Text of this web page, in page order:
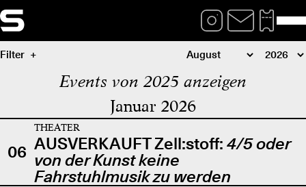
Filter
Events von 2025 anzeigen
Januar 2026
06
THEATER
AUSVERKAUFT Zell:stoff: 4/5 oder
von der Kunst keine
Fahrstuhlmusik zu werden